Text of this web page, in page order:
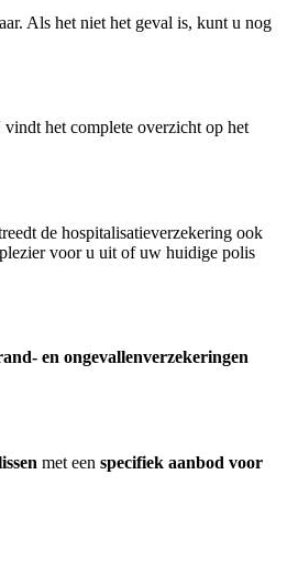
Als het niet het geval is, kunt u nog
het complete overzicht op het
de hospitalisatieverzekering ook
voor u uit of uw huidige polis
en ongevallenverzekeringen
met een specifiek aanbod voor